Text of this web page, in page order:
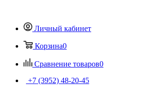
Личный кабинет
Корзина0
Сравнение товаров0
+7 (3952) 48-20-45